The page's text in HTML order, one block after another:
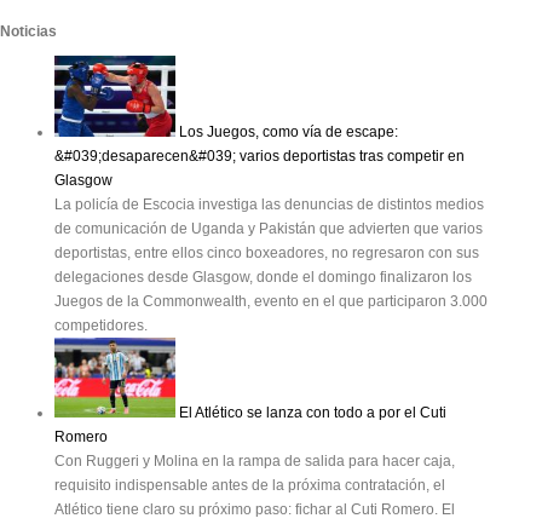
Noticias
Los Juegos, como vía de escape:
&#039;desaparecen&#039; varios deportistas tras competir en
Glasgow
La policía de Escocia investiga las denuncias de distintos medios
de comunicación de Uganda y Pakistán que advierten que varios
deportistas, entre ellos cinco boxeadores, no regresaron con sus
delegaciones desde Glasgow, donde el domingo finalizaron los
Juegos de la Commonwealth, evento en el que participaron 3.000
competidores.
El Atlético se lanza con todo a por el Cuti
Romero
Con Ruggeri y Molina en la rampa de salida para hacer caja,
requisito indispensable antes de la próxima contratación, el
Atlético tiene claro su próximo paso: fichar al Cuti Romero. El